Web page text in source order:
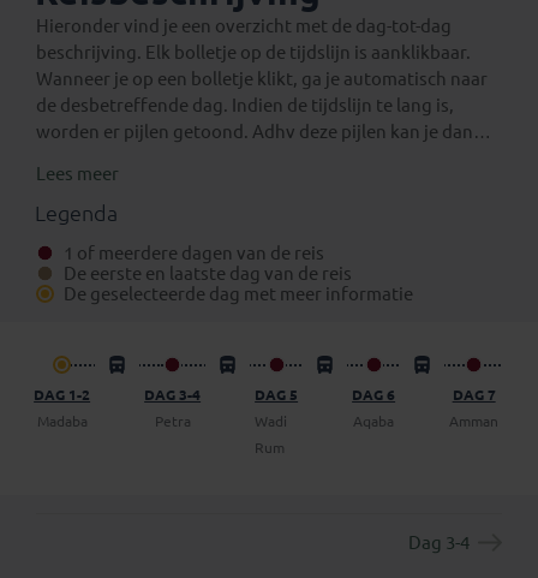
Hieronder vind je een overzicht met de dag-tot-dag
beschrijving. Elk bolletje op de tijdslijn is aanklikbaar.
Wanneer je op een bolletje klikt, ga je automatisch naar
de desbetreffende dag. Indien de tijdslijn te lang is,
worden er pijlen getoond. Adhv deze pijlen kan je dan
Een verlenging voor na de reis
Eventuele standaard verlengingen van deze rondreis
kun je vinden onder het aparte tabblad ‘Verlengingen’.
Daarnaast is het mogelijk om bij boeking (in het
boekingsformulier) een vrijblijvend voorstel op te
vragen om een dag (of meer) op eigen gelegenheid de
Lees meer
Legenda
1 of meerdere dagen van de reis
De eerste en laatste dag van de reis
De geselecteerde dag met meer informatie
DAG 1-2
Madaba
DAG 3-4
Petra
DAG 5
Wadi
Rum
DAG 6
Aqaba
DAG 7
Amman
Dag 3-4